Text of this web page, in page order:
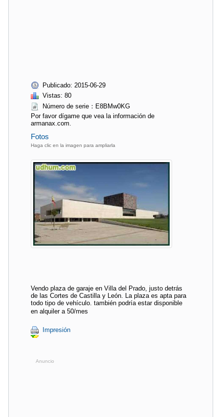
Publicado: 2015-06-29
Vistas: 80
Número de serie：E8BMw0KG
Por favor dígame que vea la información de
armanax.com.
Fotos
Haga clic en la imagen para ampliarla
Vendo plaza de garaje en Villa del Prado, justo detrás
de las Cortes de Castilla y León. La plaza es apta para
todo tipo de vehículo. también podría estar disponible
en alquiler a 50/mes
Impresión
Anuncio